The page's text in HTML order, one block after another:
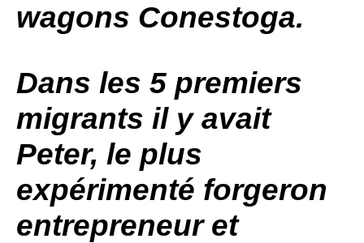
wagons Conestoga.
Dans les 5 premiers
migrants il y avait
Peter, le plus
expérimenté forgeron
entrepreneur et